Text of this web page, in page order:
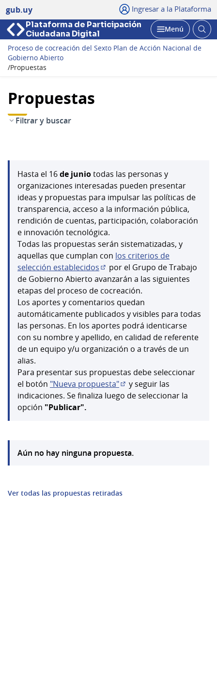
gub.uy Ingresar a la Plataforma
Plataforma de Participación
Ciudadana Digital
Abrir
Menú
Proceso de cocreación del Sexto Plan de Acción Nacional de
Gobierno Abierto
/Propuestas
Propuestas
Filtrar y buscar
Hasta el 16de juniotodas las personas y
organizaciones interesadas pueden presentar
ideas y propuestas para impulsar las políticas de
transparencia, acceso a la información pública,
rendición de cuentas, participación, colaboración
e innovación tecnológica.
Todas las propuestas serán sistematizadas, y
aquellas que cumplan con los criterios de
selección establecidos
(Enlace externo)
por el Grupo de Trabajo
de Gobierno Abierto avanzarán a las siguientes
etapas del proceso de cocreación.
Los aportes y comentarios quedan
automáticamente publicados y visibles para todas
las personas. En los aportes podrá identicarse
con su nombre y apellido, en calidad de referente
de un equipo y/u organización o a través de un
alias.
Para presentar sus propuestas debe seleccionar
el botón "Nueva propuesta"
(Abrir en una pestaña
y seguir las
indicaciones. Se finaliza luego de seleccionar la
opción "Publicar".
Aún no hay ninguna propuesta.
Ver todas las propuestas retiradas